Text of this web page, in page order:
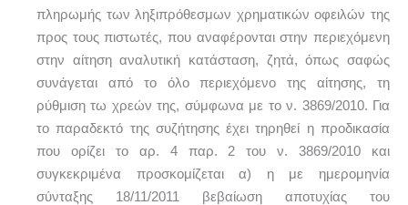
πληρωμής των ληξιπρόθεσμων χρηματικών οφειλών της
προς τους πιστωτές, που αναφέρονται στην περιεχόμενη
στην αίτηση αναλυτική κατάσταση, ζητά, όπως σαφώς
συνάγεται από το όλο περιεχόμενο της αίτησης, τη
ρύθμιση τω χρεών της, σύμφωνα με το ν. 3869/2010. Για
το παραδεκτό της συζήτησης έχει τηρηθεί η προδικασία
που ορίζει το αρ. 4 παρ. 2 του ν. 3869/2010 και
συγκεκριμένα προσκομίζεται α) η με ημερομηνία
σύνταξης 18/11/2011 βεβαίωση αποτυχίας του